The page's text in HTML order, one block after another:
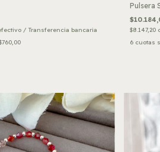
/ Transferencia bancaria
Pulsera
$8.147,20
6 cuotas